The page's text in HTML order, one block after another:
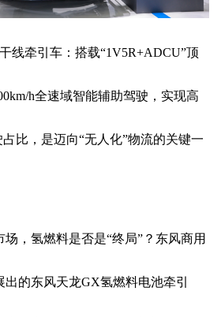
线牵引车：搭载“1V5R+ADCU”顶
h全速域智能辅助驾驶，实现高
比，是迈向“无人化”物流的关键一
，氢燃料是否是“终局”？东风商用
的东风天龙GX氢燃料电池牵引